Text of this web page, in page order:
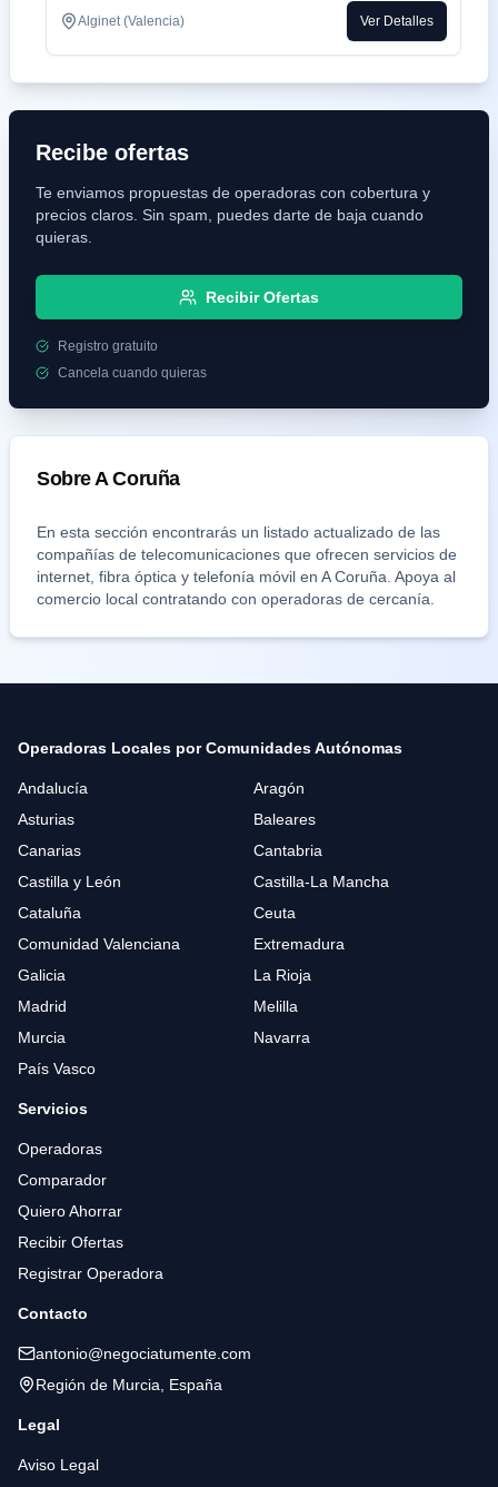
Alginet (Valencia) Ver Detalles
Recibe ofertas
Te enviamos propuestas de operadoras con cobertura y
precios claros. Sin spam, puedes darte de baja cuando
quieras.
Recibir Ofertas
Registro gratuito
Cancela cuando quieras
SobreA Coruña
En esta sección encontrarás un listado actualizado de las
compañías de telecomunicaciones que ofrecen servicios de
internet, fibra óptica y telefonía móvil en A Coruña . Apoya al
comercio local contratando con operadoras de cercanía.
Operadoras Locales por Comunidades Autónomas
Andalucía
Aragón
Asturias
Baleares
Canarias
Cantabria
Castilla y León
Castilla-La Mancha
Cataluña
Ceuta
Comunidad Valenciana
Extremadura
Galicia
La Rioja
Madrid
Melilla
Murcia
Navarra
País Vasco
Servicios
Operadoras
Comparador
Quiero Ahorrar
Recibir Ofertas
Registrar Operadora
Contacto
antonio@negociatumente.com
Región de Murcia, España
Legal
Aviso Legal